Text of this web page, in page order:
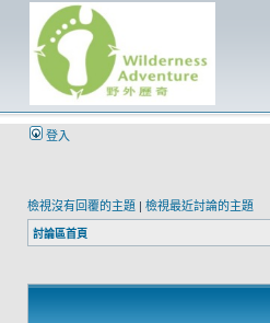
登入
檢視沒有回覆的主題 | 檢視最近討論的主題
討論區首頁